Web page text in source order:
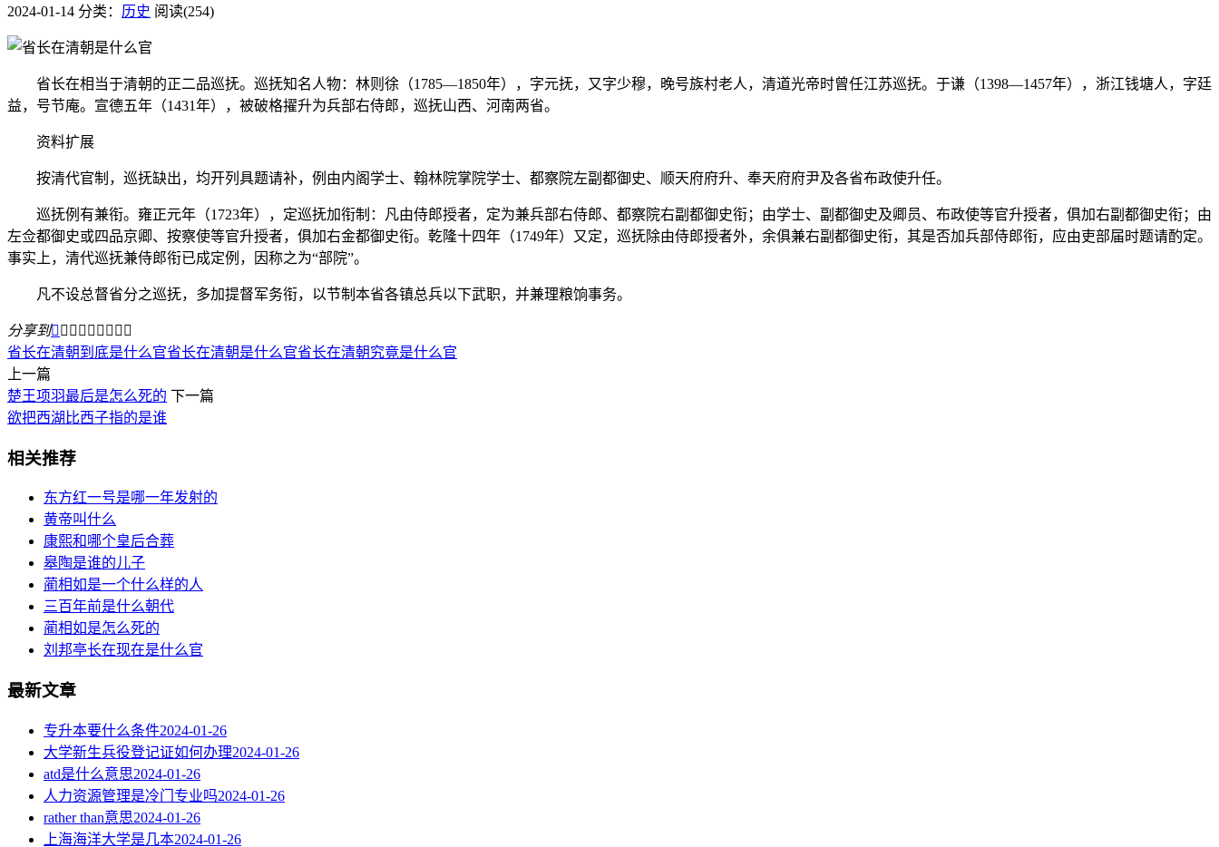
2024-01-14 分类： 历史 阅读(254)
省长在相当于清朝的正二品巡抚。巡抚知名人物：林则徐（1785—1850年），字元抚，又字少穆，晚号族村老人，清道光帝时曾任江苏巡抚。于谦（1398—1457年），浙江钱塘人，字廷
益，号节庵。宣德五年（1431年），被破格擢升为兵部右侍郎，巡抚山西、河南两省。
资料扩展
按清代官制，巡抚缺出，均开列具题请补，例由内阁学士、翰林院掌院学士、都察院左副都御史、顺天府府升、奉天府府尹及各省布政使升任。
巡抚例有兼衔。雍正元年（1723年），定巡抚加衔制：凡由侍郎授者，定为兼兵部右侍郎、都察院右副都御史衔；由学士、副都御史及卿员、布政使等官升授者，俱加右副都御史衔；由
左佥都御史或四品京卿、按察使等官升授者，俱加右金都御史衔。乾隆十四年（1749年）又定，巡抚除由侍郎授者外，余俱兼右副都御史衔，其是否加兵部侍郎衔，应由吏部届时题请酌定。
事实上，清代巡抚兼侍郎衔已成定例，因称之为“部院”。
凡不设总督省分之巡抚，多加提督军务衔，以节制本省各镇总兵以下武职，并兼理粮饷事务。
分享到        
省长在清朝到底是什么官省长在清朝是什么官省长在清朝究竟是什么官
上一篇
楚王项羽最后是怎么死的 下一篇
欲把西湖比西子指的是谁
相关推荐
东方红一号是哪一年发射的
黄帝叫什么
康熙和哪个皇后合葬
皋陶是谁的儿子
蔺相如是一个什么样的人
三百年前是什么朝代
蔺相如是怎么死的
刘邦亭长在现在是什么官
最新文章
专升本要什么条件2024-01-26
大学新生兵役登记证如何办理2024-01-26
atd是什么意思2024-01-26
人力资源管理是冷门专业吗2024-01-26
rather than意思2024-01-26
上海海洋大学是几本2024-01-26